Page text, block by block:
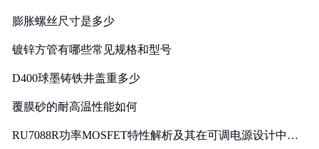
膨胀螺丝尺寸是多少
镀锌方管有哪些常见规格和型号
D400球墨铸铁井盖重多少
覆膜砂的耐高温性能如何
RU7088R功率MOSFET特性解析及其在可调电源设计中的